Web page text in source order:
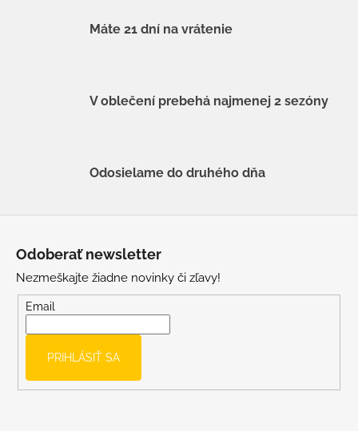
Máte 21 dní na vrátenie
V oblečení prebehá najmenej 2 sezóny
Odosielame do druhého dňa
Odoberať newsletter
Nezmeškajte žiadne novinky či zľavy!
Email
PRIHLÁSIŤ SA